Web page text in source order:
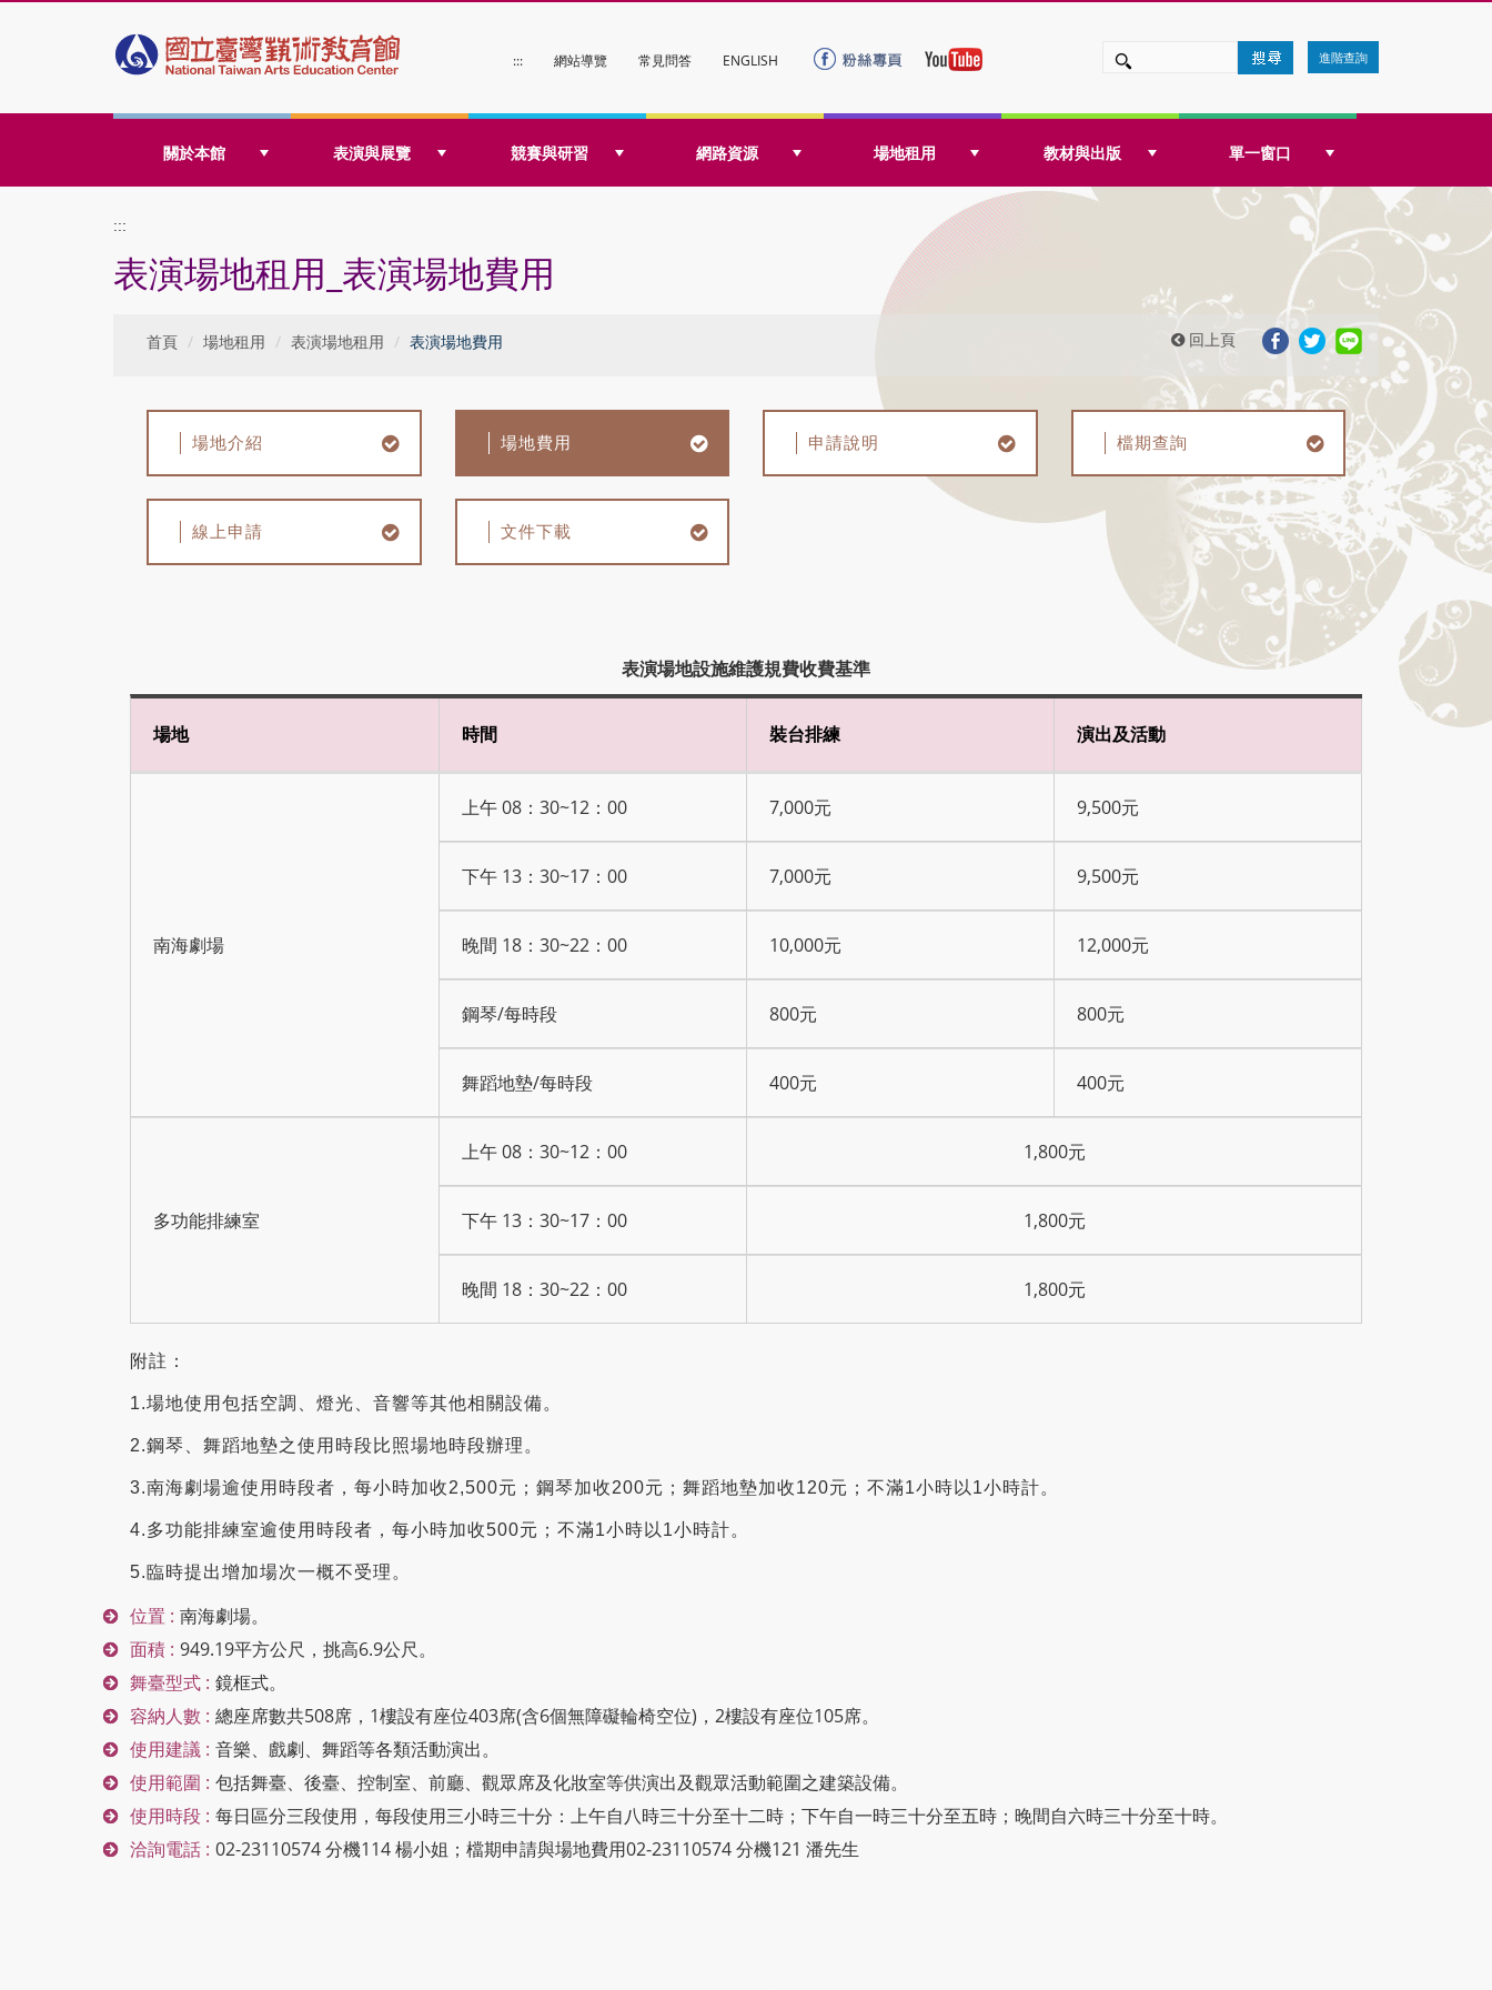
跳
主
::: 網站導覽 常見問答 ENGLISH 進階查詢
關於本館 表演與展覽 競賽與研習 網路資源 場地租用 教材與出版 單一窗口
:::
表演場地租用_表演場地費用
首頁 場地租用 表演場地租用 表演場地費用 回上頁
場地介紹 場地費用 申請說明 檔期查詢
線上申請 文件下載
表演場地設施維護規費收費基準
場地 時間 裝台排練 演出及活動
南海劇場
上午 08：30~12：00 7,000元 9,500元
下午 13：30~17：00 7,000元 9,500元
晚間 18：30~22：00 10,000元 12,000元
鋼琴/每時段 800元 800元
舞蹈地墊/每時段 400元 400元
多功能排練室
上午 08：30~12：00 1,800元
下午 13：30~17：00 1,800元
晚間 18：30~22：00 1,800元
附註：
1.場地使用包括空調、燈光、音響等其他相關設備。
2.鋼琴、舞蹈地墊之使用時段比照場地時段辦理。
3.南海劇場逾使用時段者，每小時加收2,500元；鋼琴加收200元；舞蹈地墊加收120元；不滿1小時以1小時計。
4.多功能排練室逾使用時段者，每小時加收500元；不滿1小時以1小時計。
5.臨時提出增加場次一概不受理。
位置 : 南海劇場。
面積 : 949.19平方公尺，挑高6.9公尺。
舞臺型式 : 鏡框式。
容納人數 : 總座席數共508席，1樓設有座位403席(含6個無障礙輪椅空位)，2樓設有座位105席。
使用建議 : 音樂、戲劇、舞蹈等各類活動演出。
使用範圍 : 包括舞臺、後臺、控制室、前廳、觀眾席及化妝室等供演出及觀眾活動範圍之建築設備。
使用時段 : 每日區分三段使用，每段使用三小時三十分：上午自八時三十分至十二時；下午自一時三十分至五時；晚間自六時三十分至十時。
洽詢電話 : 02-23110574 分機114 楊小姐； 檔期申請與場地費用02-23110574 分機121 潘先生